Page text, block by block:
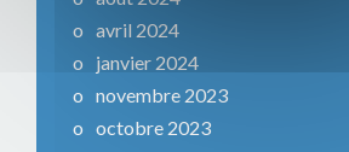
avril 2024
janvier 2024
novembre 2023
octobre 2023